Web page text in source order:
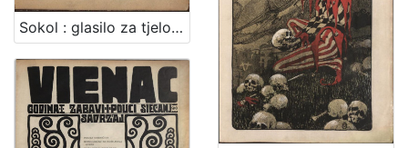
Sokol : glasilo za tjelovježbu / izdavaju i uredjuju Andrija Hajdanek i Franjo Hochman.